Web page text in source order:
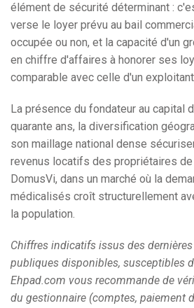
élément de sécurité déterminant :
verse le loyer prévu au bail
occupée ou non, et la capacité d'un
en chiffre d'affaires à honorer ses
comparable avec celle d'un
La présence du fondateur au capital
quarante ans, la diversification
son maillage national dense
revenus locatifs des propriétaires de
DomusVi, dans un marché où la
médicalisés croît structurellement
la population.
Chiffres indicatifs issus des
publiques disponibles, susceptibles
Ehpad.com vous recommande de
du gestionnaire (comptes, paiement